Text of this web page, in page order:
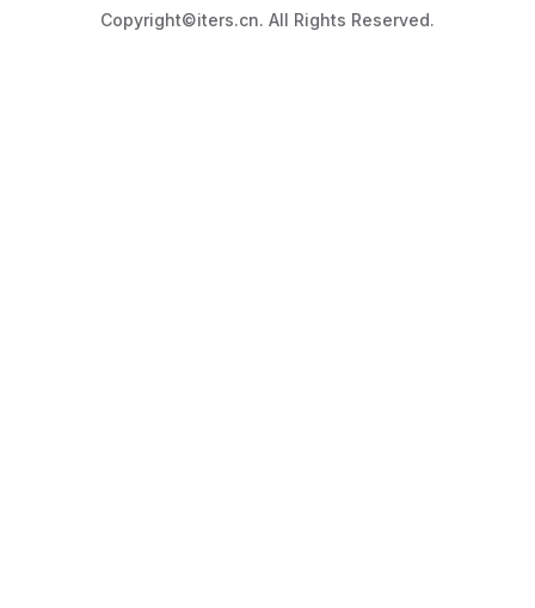
Copyright©iters.cn. All Rights Reserved.